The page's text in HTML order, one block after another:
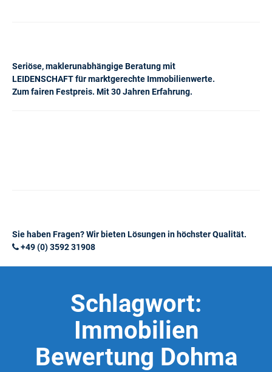
Seriöse, maklerunabhängige Beratung mit
LEIDENSCHAFT für marktgerechte Immobilienwerte.
Zum fairen Festpreis. Mit 30 Jahren Erfahrung.
Sie haben Fragen? Wir bieten Lösungen in höchster Qualität.
+49 (0) 3592 31908
Schlagwort:
Immobilien
Bewertung Dohma